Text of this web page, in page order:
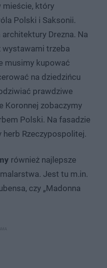
mieście, który
Polski i Saksonii.
Drezna. Na
wystawami trzeba
musimy kupować
na dziedzińcu
prawdziwe
Koronnej zobaczymy
Polski. Na fasadzie
herb Rzeczypospolitej.
również najlepsze
Jest tu m.in.
czy „Madonna